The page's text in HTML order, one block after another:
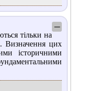
─
тільки на
Визначення цих
історичними